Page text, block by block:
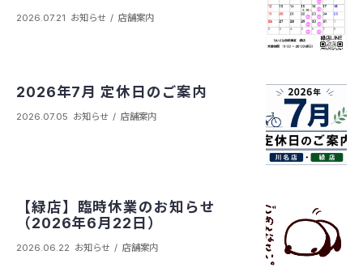
2026.07.21 お知らせ 店舗案内
2026年7月 定休日のご案内
2026.07.05 お知らせ 店舗案内
【緑店】臨時休業のお知らせ
（2026年6月22日）
2026.06.22 お知らせ 店舗案内